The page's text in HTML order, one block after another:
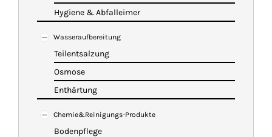
Hygiene & Abfalleimer
Wasseraufbereitung
Teilentsalzung
Osmose
Enthärtung
Chemie&Reinigungs-Produkte
Bodenpflege